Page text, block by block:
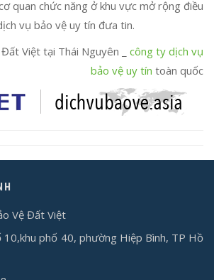
quan chức năng ở khu vực mở rộng điều
vụ bảo vệ uy tín đưa tin.
Việt tại Thái Nguyên _ công ty dịch vụ
bảo vệ uy tín toàn quốc
Vệ Đất Việt
phố 40, phường Hiệp Bình, TP Hồ